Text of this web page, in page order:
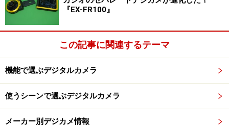
こだわりオート F5.6 1/50秒 ISO200 焦点距離
15.1mm(28mm相当) 「浅草寺の境内」 新設計の光学4倍
ズームレンズは35mm換算で28～112mm相当をカバー。さら
にデジタルルテレコンで2倍、デジタルセーフティズームで
最大4倍まで画素数をキープしたままズームアップできる
『EX-FR100』
この記事に関連するテーマ
機能で選ぶデジタルカメラ
使うシーンで選ぶデジタルカメラ
メーカー別デジカメ情報